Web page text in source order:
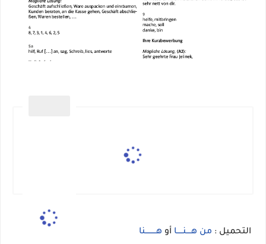
التحميل : من هــــنـــــا أو هـــــــــنا